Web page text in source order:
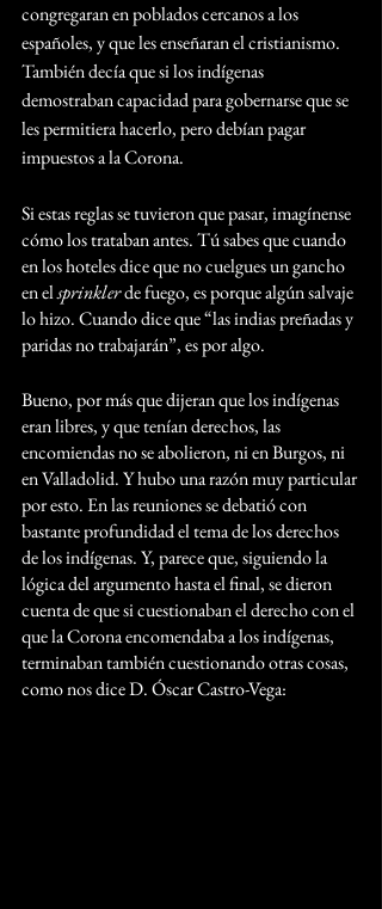
congregaran en poblados cercanos a los
españoles, y que les enseñaran el cristianismo.
También decía que si los indígenas
demostraban capacidad para gobernarse que se
les permitiera hacerlo, pero debían pagar
impuestos a la Corona.
Si estas reglas se tuvieron que pasar, imagínense
cómo los trataban antes. Tú sabes que cuando
en los hoteles dice que no cuelgues un gancho
en el sprinkler de fuego, es porque algún salvaje
lo hizo. Cuando dice que “las indias preñadas y
paridas no trabajarán”, es por algo.
Bueno, por más que dijeran que los indígenas
eran libres, y que tenían derechos, las
encomiendas no se abolieron, ni en Burgos, ni
en Valladolid. Y hubo una razón muy particular
por esto. En las reuniones se debatió con
bastante profundidad el tema de los derechos
de los indígenas. Y, parece que, siguiendo la
lógica del argumento hasta el final, se dieron
cuenta de que si cuestionaban el derecho con el
que la Corona encomendaba a los indígenas,
terminaban también cuestionando otras cosas,
como nos dice D. Óscar Castro-Vega: